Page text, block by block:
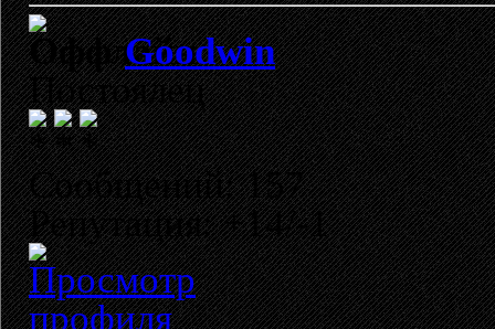
Goodwin
Постоялец
Сообщений: 157
Репутация: +14/-1